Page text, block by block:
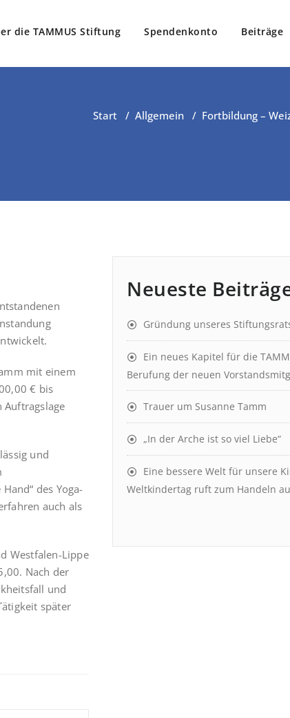
die TAMMUS Stiftung Spendenkonto Beiträge
Start / Allgemein / Fortbildung –
mit einem
€ bis
und
des Yoga-
auch als
Westfalen-Lippe
Nach der
und
später
Neueste
Gründung unseres
Ein neues Kapitel für die
Berufung der neuen
Trauer um Susanne Tamm
„In der Arche ist so viel Liebe“
Eine bessere Welt für unsere
Weltkindertag ruft zum Handeln